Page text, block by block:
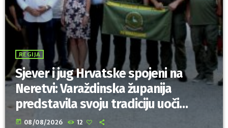
REGIJA
Sjever i jug Hrvatske spojeni na
Neretvi: Varaždinska županija
predstavila svoju tradiciju uoči
Maratona lađa
today 08/08/2026 12